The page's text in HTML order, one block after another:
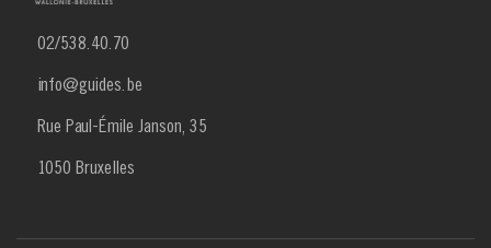
02/538.40.70
info@guides.be
Rue Paul-Émile Janson, 35
1050 Bruxelles